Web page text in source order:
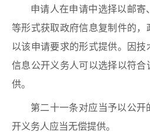
申请人在申请中选择以邮
等形式获取政府信息复制件的，
以该申请要求的形式提供。因
信息公开义务人可以选择以符合
供。
第二十一条对应当予以公
开义务人应当无偿提供。